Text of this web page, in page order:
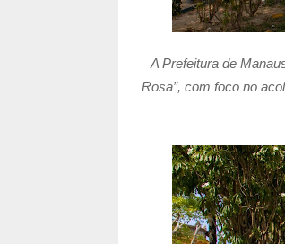
A Prefeitura de
Rosa”, com foco no